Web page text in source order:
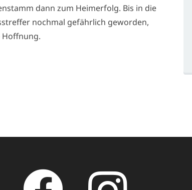
dann zum Heimerfolg. Bis in die
nochmal gefährlich geworden,